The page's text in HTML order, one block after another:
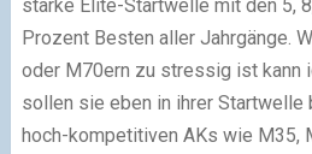
starke Elite-Startwelle mit den 5,
Prozent Besten aller Jahrgänge.
oder M70ern zu stressig ist kann
sollen sie eben in ihrer Startwelle
hoch-kompetitiven AKs wie M35,